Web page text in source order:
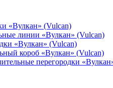
«Вулкан» (Vulcan)
линии «Вулкан» (Vulcan)
«Вулкан» (Vulcan)
короб «Вулкан» (Vulcan)
перегородки